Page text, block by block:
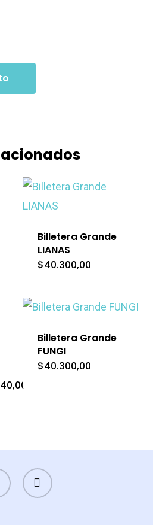
Billetera Grande
LIANAS
$40.300,00
Billetera Grande
FUNGI
$40.300,00
INSTAGRAM